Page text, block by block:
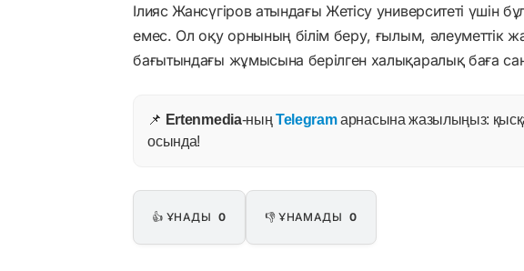
Ілияс Жансүгіров атындағы Жетісу университеті үшін
емес. Ол оқу орнының білім беру, ғылым, әлеуметтік
бағытындағы жұмысына берілген халықаралық баға
📌 Ertenmedia-ның Telegramарнасына жазылыңыз: қысқа
осында!
👍 ҰНАДЫ 0 👎 ҰНАМАДЫ 0